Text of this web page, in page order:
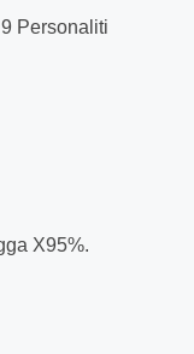
Personaliti
X95%.